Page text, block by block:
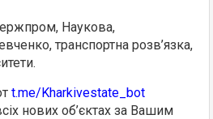
Наукова,
транспортна розв’язка,
t.me/Kharkivestate_bot
нових об’єктах за Вашим